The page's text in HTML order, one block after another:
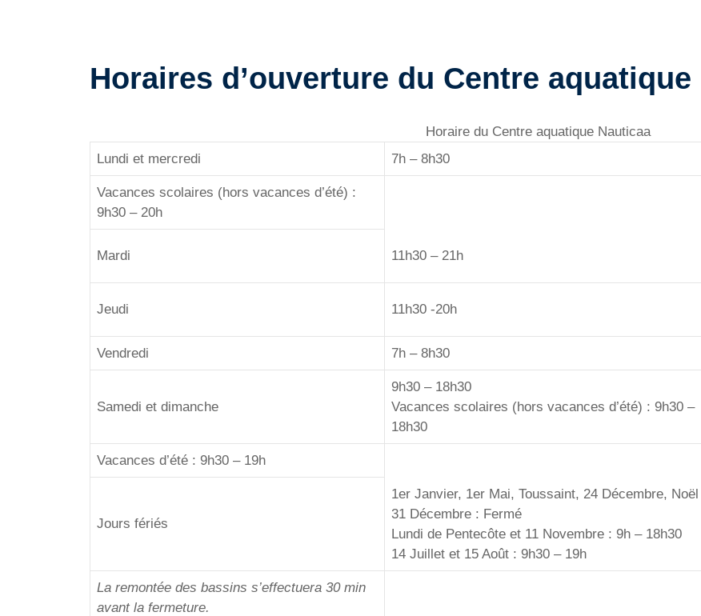
Horaires d’ouverture du Centre aquatique
Horaire du Centre aquatique Nauticaa
Lundi et mercredi
7h – 8h30
Vacances scolaires (hors vacances d’été) :
9h30 – 20h
Mardi 11h30 – 21h
Jeudi 11h30 -20h
Vendredi 7h – 8h30
Samedi et dimanche
9h30 – 18h30
Vacances scolaires (hors vacances d’été) : 9h30 –
18h30
Vacances d’été : 9h30 – 19h
Jours fériés
1er Janvier, 1er Mai, Toussaint, 24 Décembre,
31 Décembre : Fermé
Lundi de Pentecôte et 11 Novembre : 9h – 18h30
14 Juillet et 15 Août : 9h30 – 19h
La remontée des bassins s’effectuera 30 min
avant la fermeture.